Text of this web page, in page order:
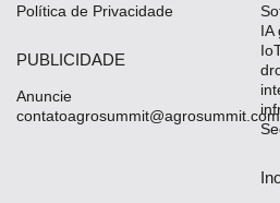
Política de Privacidade
PUBLICIDADE
Anuncie
IA